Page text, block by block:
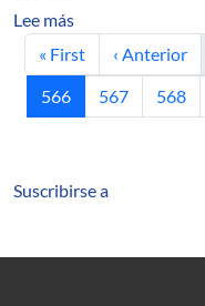
Lee mássobre
Primera página
« First Página
‹ Anterior
Página actual
566 Página
567 Página
568
Suscribirse a